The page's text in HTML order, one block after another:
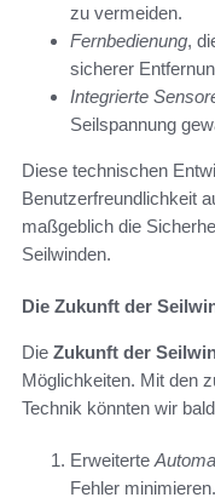
zu vermeiden.
Fernbedienung,
sicherer
Integrierte
Seilspannung
Diese technischen
Benutzerfreundlichkeit
maßgeblich die
Seilwinden.
Die Zukunft der
Die Zukunft der
Möglichkeiten. Mit den
Technik könnten wir
Erweiterte
Fehler minimieren.